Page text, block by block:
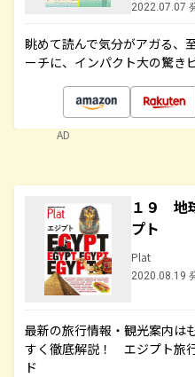
2022.07.07
眺めて読んで気分がアガる、
ーチに、インパクト大の驚き
AD
１９ 地
プト
Plat
2020.08.19
最新の旅行情報・観光案内は
すく徹底解説！ エジプト旅
ド